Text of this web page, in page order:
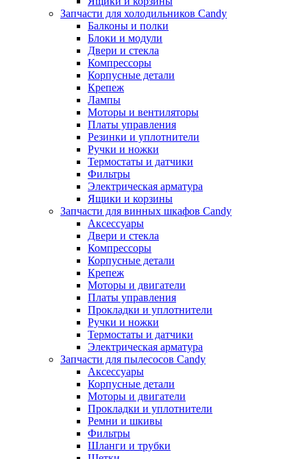
Запчасти для холодильников Candy
Балконы и полки
Блоки и модули
Двери и стекла
Компрессоры
Корпусные детали
Крепеж
Лампы
Моторы и вентиляторы
Платы управления
Резинки и уплотнители
Ручки и ножки
Термостаты и датчики
Фильтры
Электрическая арматура
Ящики и корзины
Запчасти для винных шкафов Candy
Аксессуары
Двери и стекла
Компрессоры
Корпусные детали
Крепеж
Моторы и двигатели
Платы управления
Прокладки и уплотнители
Ручки и ножки
Термостаты и датчики
Электрическая арматура
Запчасти для пылесосов Candy
Аксессуары
Корпусные детали
Моторы и двигатели
Прокладки и уплотнители
Ремни и шкивы
Фильтры
Шланги и трубки